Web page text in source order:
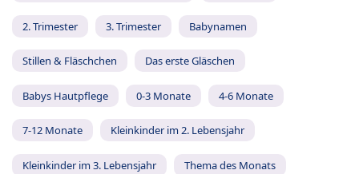
2. Trimester 3. Trimester Babynamen
Stillen & Fläschchen Das erste Gläschen
Babys Hautpflege 0-3 Monate 4-6 Monate
7-12 Monate Kleinkinder im 2. Lebensjahr
Kleinkinder im 3. Lebensjahr Thema des Monats